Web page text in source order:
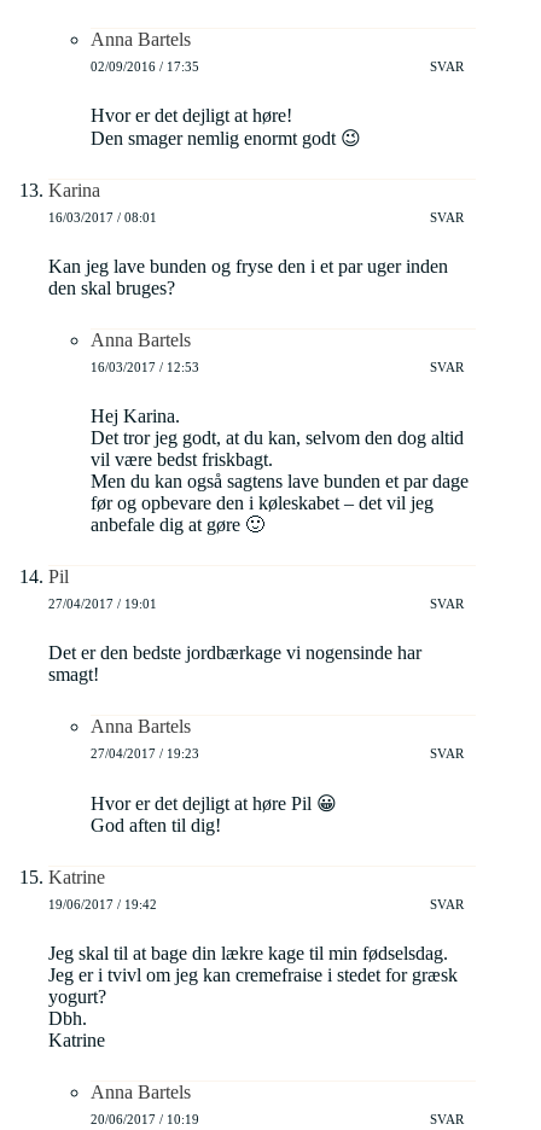
Anna Bartels
02/09/2016 / 17:35 SVAR
Hvor er det dejligt at høre!
Den smager nemlig enormt godt 😉
Karina
16/03/2017 / 08:01 SVAR
Kan jeg lave bunden og fryse den i et par uger inden
den skal bruges?
Anna Bartels
16/03/2017 / 12:53 SVAR
Hej Karina.
Det tror jeg godt, at du kan, selvom den dog altid
vil være bedst friskbagt.
Men du kan også sagtens lave bunden et par dage
før og opbevare den i køleskabet – det vil jeg
anbefale dig at gøre 🙂
Pil
27/04/2017 / 19:01 SVAR
Det er den bedste jordbærkage vi nogensinde har
smagt!
Anna Bartels
27/04/2017 / 19:23 SVAR
Hvor er det dejligt at høre Pil 😀
God aften til dig!
Katrine
19/06/2017 / 19:42 SVAR
Jeg skal til at bage din lækre kage til min fødselsdag.
Jeg er i tvivl om jeg kan cremefraise i stedet for græsk
yogurt?
Dbh.
Katrine
Anna Bartels
20/06/2017 / 10:19 SVAR